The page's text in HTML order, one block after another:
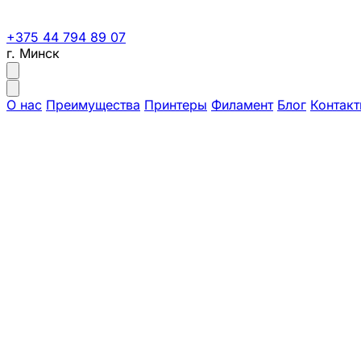
+375 44 794 89 07
г. Минск
О нас Преимущества Принтеры Филамент Блог